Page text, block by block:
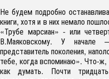
Не будем подробно
книги, хотя и в них немало
«Трубе марсиан» - или
В.Маяковскому. У начале
представитель поколения,
тебе, когда вспоминаю». Что-
как думать. Почти